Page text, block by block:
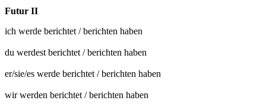
Futur II
ich werde berichtet /berichten haben
du werdest berichtet /berichten haben
er/sie/es werde berichtet /berichten haben
wir werden berichtet /berichten haben